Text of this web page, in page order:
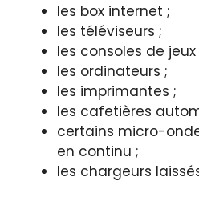
les box internet ;
les téléviseurs ;
les consoles de jeux
les ordinateurs ;
les imprimantes ;
les cafetières
certains micro-
en continu ;
les chargeurs